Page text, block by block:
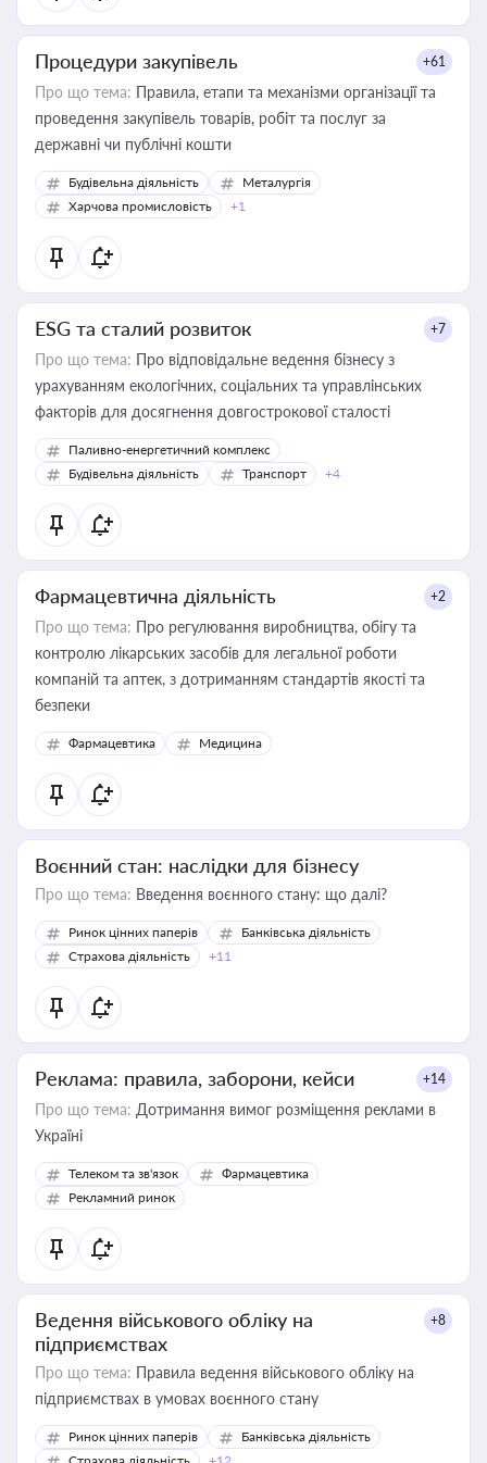
Процедури закупівель +61
Про що тема: Правила, етапи та механізми організації та
проведення закупівель товарів, робіт та послуг за
державні чи публічні кошти
Будівельна діяльність
Металургія
Харчова промисловість
+1
ESG та сталий розвиток +7
Про що тема: Про відповідальне ведення бізнесу з
урахуванням екологічних, соціальних та управлінських
факторів для досягнення довгострокової сталості
Паливно-енергетичний комплекс
Будівельна діяльність
Транспорт +4
Фармацевтична діяльність +2
Про що тема: Про регулювання виробництва, обігу та
контролю лікарських засобів для легальної роботи
компаній та аптек, з дотриманням стандартів якості та
безпеки
Фармацевтика Медицина
Воєнний стан: наслідки для бізнесу
Про що тема: Введення воєнного стану: що далі?
Ринок цінних паперів
Банківська діяльність
Страхова діяльність
+11
Реклама: правила, заборони, кейси +14
Про що тема: Дотримання вимог розміщення реклами в
Україні
Телеком та зв'язок
Фармацевтика
Рекламний ринок
Ведення військового обліку на
підприємствах
+8
Про що тема: Правила ведення військового обліку на
підприємствах в умовах воєнного стану
Ринок цінних паперів
Банківська діяльність